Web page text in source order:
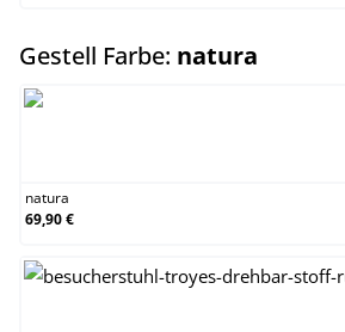
Gestell Farbe: natura
natura
69,90 €